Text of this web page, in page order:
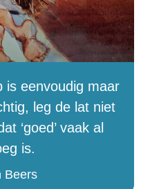
is eenvoudig maar
leg de lat niet
‘goed’ vaak al
is.
Beers